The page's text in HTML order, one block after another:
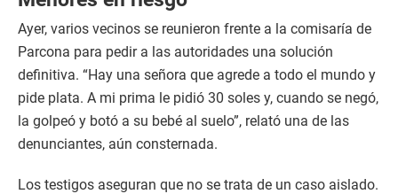
Ayer, varios vecinos se reunieron frente a la comisaría de
Parcona para pedir a las autoridades una solución
definitiva. “Hay una señora que agrede a todo el mundo y
pide plata. A mi prima le pidió 30 soles y, cuando se negó,
la golpeó y botó a su bebé al suelo”, relató una de las
denunciantes, aún consternada.
Los testigos aseguran que no se trata de un caso aislado.